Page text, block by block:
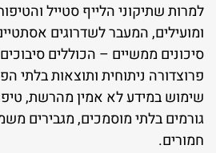
למרות שתיקוני הלייף סטייל
ומועילים, המעבר לשדרוגים
סיכונים ממשיים – הכוללים
פרוצדורה ניתוחית ותוצאות בלתי
גורמים בלתי מוסמכים, מגבירים
חמורים.